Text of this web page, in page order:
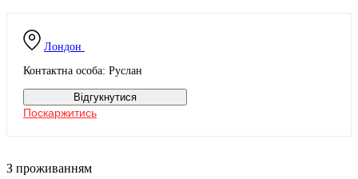
Лондон
Контактна особа: Руслан
Відгукнутися
Поскаржитись
З проживанням